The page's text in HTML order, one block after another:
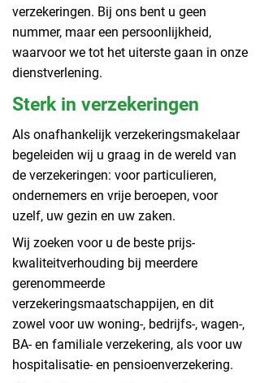
verzekeringen. Bij ons bent u geen
nummer, maar een persoonlijkheid,
waarvoor we tot het uiterste gaan in onze
dienstverlening.
Sterk in verzekeringen
Als onafhankelijk verzekeringsmakelaar
begeleiden wij u graag in de wereld van
de verzekeringen: voor particulieren,
ondernemers en vrije beroepen, voor
uzelf, uw gezin en uw zaken.
Wij zoeken voor u de beste prijs-
kwaliteitverhouding bij meerdere
gerenommeerde
verzekeringsmaatschappijen, en dit
zowel voor uw woning-, bedrijfs-, wagen-,
BA- en familiale verzekering, als voor uw
hospitalisatie- en pensioenverzekering.